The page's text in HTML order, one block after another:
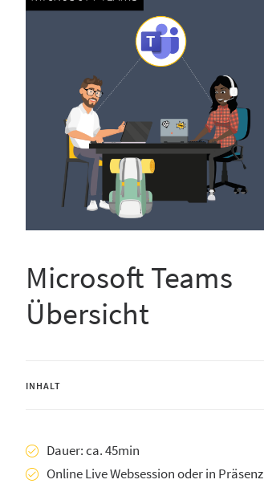
Microsoft Teams
Übersicht
INHALT
Dauer: ca. 45min
Online Live Websession oder in Präsenz